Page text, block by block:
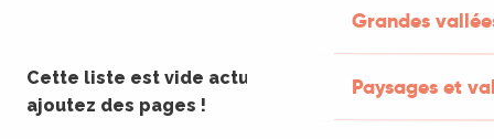
Grandes
Paysages et
Cette liste est vide actuellement. Naviguez et
ajoutez des pages !